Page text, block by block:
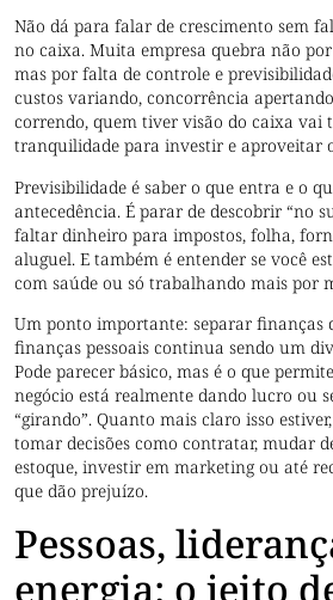
Não dá para falar de crescimento sem
no caixa. Muita empresa quebra não
mas por falta de controle e
custos variando, concorrência
correndo, quem tiver visão do caixa vai
tranquilidade para investir e aproveitar
Previsibilidade é saber o que entra e o
antecedência. É parar de descobrir “no
faltar dinheiro para impostos, folha,
aluguel. E também é entender se você
com saúde ou só trabalhando mais por
Um ponto importante: separar finanças
finanças pessoais continua sendo um
Pode parecer básico, mas é o que
negócio está realmente dando lucro ou
“girando”. Quanto mais claro isso
tomar decisões como contratar, mudar
estoque, investir em marketing ou até
que dão prejuízo.
Pessoas,
energia: o jeito